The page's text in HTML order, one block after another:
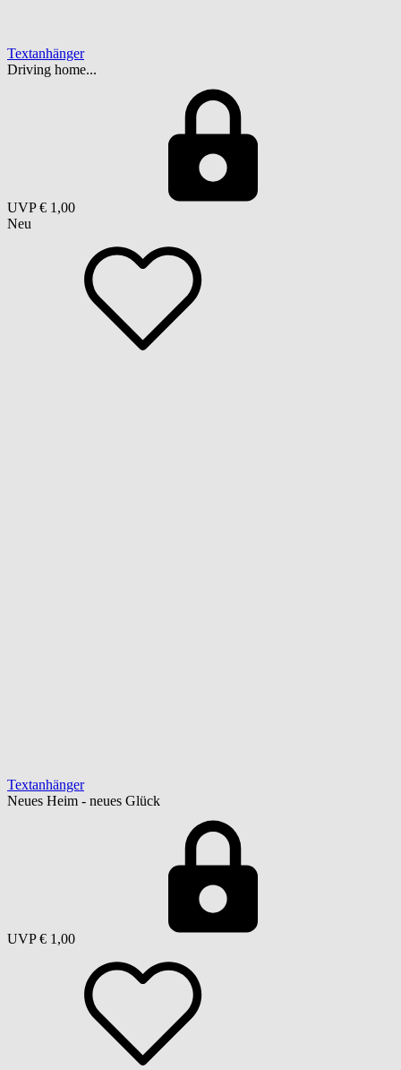
Textanhänger
Driving home...
UVP € 1,00
Neu
Textanhänger
Neues Heim - neues Glück
UVP € 1,00